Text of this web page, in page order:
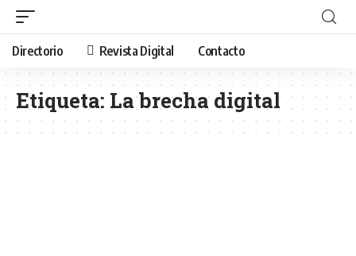
Directorio Revista Digital Contacto
Etiqueta: La brecha digital